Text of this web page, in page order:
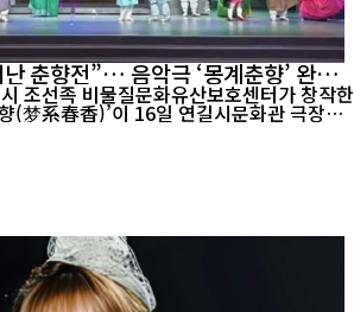
춘향전”… 음악극 ‘몽계춘향’ 완판
조선족 비물질문화유산보호센터가 창작한
(梦系春香)’이 16일 연길시문화관 극장에
치며 10일간의 공연 일정을 성공적으로 마
7시, 주말은 오후 3시로 시간을 조정해 다
있도록 배려했다. 작품은 조선족 고전 ‘춘